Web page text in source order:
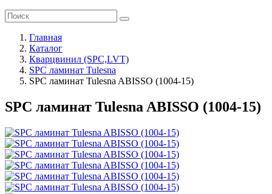
Главная
Каталог
Кварцвинил (SPC,LVT)
SPC ламинат Tulesna
SPC ламинат Tulesna ABISSO (1004-15)
SPC ламинат Tulesna ABISSO (1004-15)